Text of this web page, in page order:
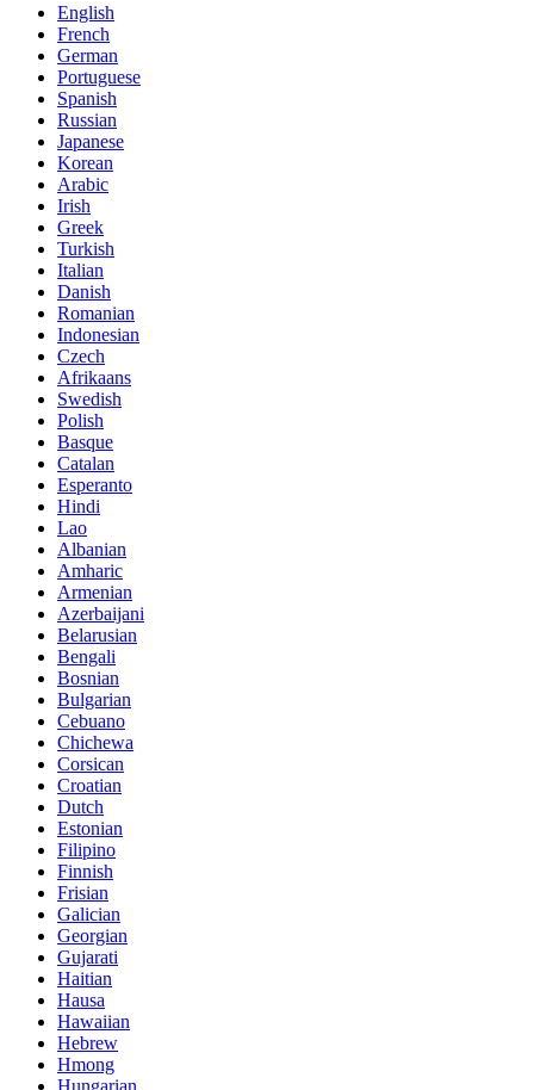
English
French
German
Portuguese
Spanish
Russian
Japanese
Korean
Arabic
Irish
Greek
Turkish
Italian
Danish
Romanian
Indonesian
Czech
Afrikaans
Swedish
Polish
Basque
Catalan
Esperanto
Hindi
Lao
Albanian
Amharic
Armenian
Azerbaijani
Belarusian
Bengali
Bosnian
Bulgarian
Cebuano
Chichewa
Corsican
Croatian
Dutch
Estonian
Filipino
Finnish
Frisian
Galician
Georgian
Gujarati
Haitian
Hausa
Hawaiian
Hebrew
Hmong
Hungarian